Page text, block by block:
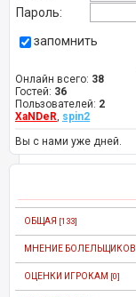
Пароль:
запомнить
Онлайн всего: 38
Гостей: 36
Пользователей: 2
XaNDeR, spin2
Вы с нами уже дней.
ОБЩАЯ [133]
МНЕНИЕ БОЛЕЛЬЩИКОВ
ОЦЕНКИ ИГРОКАМ [0]